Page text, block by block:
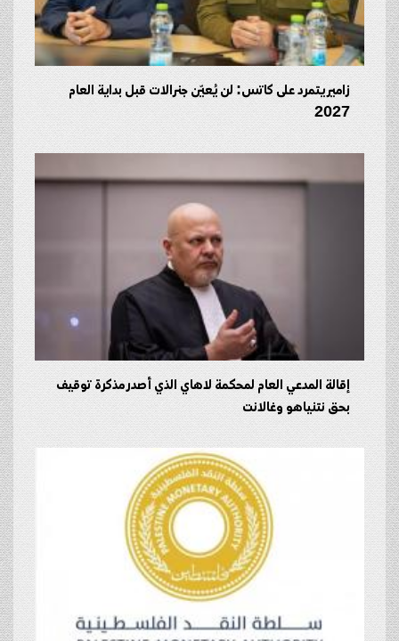
زامير يتمرد على كاتس: لن يُعيّن جنرالات قبل بداية العام
2027
إقالة المدعي العام لمحكمة لاهاي الذي أصدر مذكرة توقيف
بحق نتنياهو وغالانت